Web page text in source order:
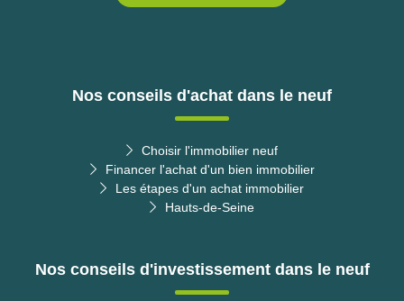
Nos conseils d'achat dans le neuf
Choisir l'immobilier neuf
Financer l'achat d'un bien immobilier
Les étapes d'un achat immobilier
Hauts-de-Seine
Nos conseils d'investissement dans le neuf